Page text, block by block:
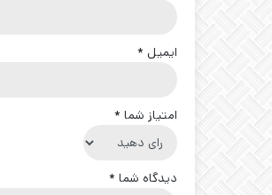
ایمیل *
امتیاز شما *
دیدگاه شما *